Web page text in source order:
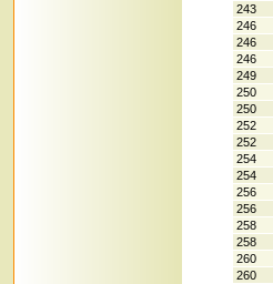
243
246
246
246
249
250
250
252
252
254
254
256
256
258
258
260
260